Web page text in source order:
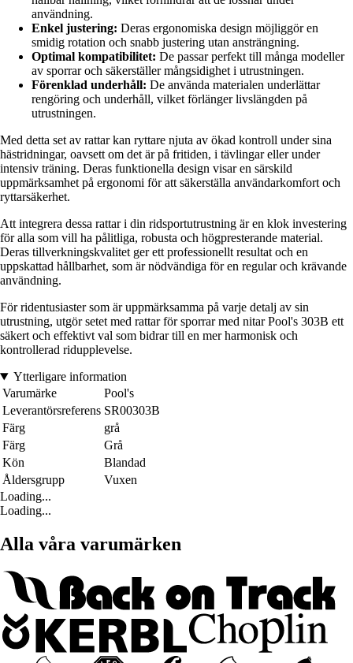
användning.
Enkel justering: Deras ergonomiska design möjliggör en
smidig rotation och snabb justering utan ansträngning.
Optimal kompatibilitet: De passar perfekt till många modeller
av sporrar och säkerställer mångsidighet i utrustningen.
Förenklad underhåll: De använda materialen underlättar
rengöring och underhåll, vilket förlänger livslängden på
utrustningen.
Med detta set av rattar kan ryttare njuta av ökad kontroll under sina
hästridningar, oavsett om det är på fritiden, i tävlingar eller under
intensiv träning. Deras funktionella design visar en särskild
uppmärksamhet på ergonomi för att säkerställa användarkomfort och
ryttarsäkerhet.
Att integrera dessa rattar i din ridsportutrustning är en klok investering
för alla som vill ha pålitliga, robusta och högpresterande material.
Deras tillverkningskvalitet ger ett professionellt resultat och en
uppskattad hållbarhet, som är nödvändiga för en regular och krävande
användning.
För ridentusiaster som är uppmärksamma på varje detalj av sin
utrustning, utgör setet med rattar för sporrar med nitar Pool's 303B ett
säkert och effektivt val som bidrar till en mer harmonisk och
kontrollerad ridupplevelse.
Ytterligare information
Varumärke
Pool's
Leverantörsreferens SR00303B
Färg
grå
Färg
Grå
Kön
Blandad
Åldersgrupp
Vuxen
Loading...
Loading...
Alla våra varumärken